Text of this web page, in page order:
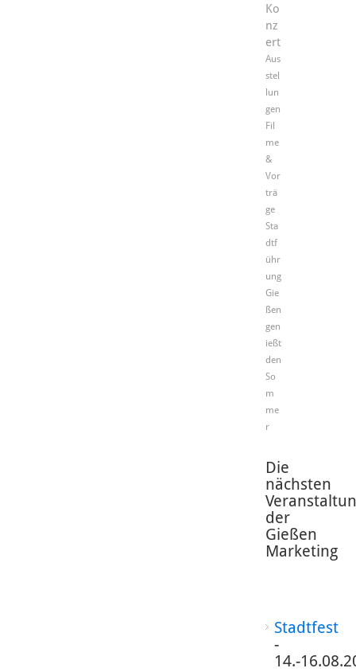
Ko
nz
ert
Aus
stel
lun
gen
Fil
me
&
Vor
trä
ge
Sta
dtf
ühr
ung
Gie
ßen
gen
ießt
den
So
m
me
r
Die
nächsten
der
Gießen
Marketing
Stadtfest
-
14.-